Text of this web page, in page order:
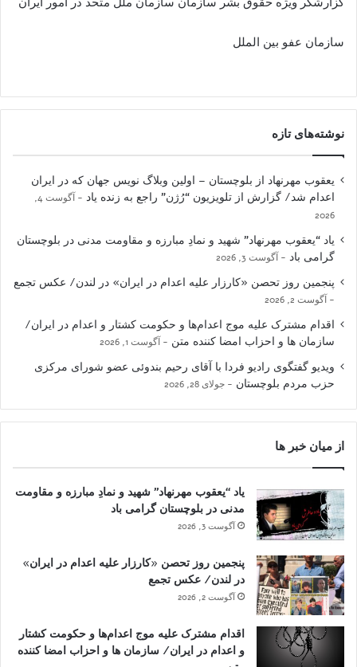
سازمان عفو بين الملل
نوشته‌های تازه
یعقوب مهرنهاد از بلوچستان – اولین وبلاگ نویس جهان که در ایران
اعدام شد/ گزارش از تلویزیون “رُژن” راجع به زنده یاد
آگوست 4,
2026
یاد “یعقوب مهرنهاد” شهید و نمادِ مبارزه و مقاومت مدنی در بلوچستان
گرامی باد
آگوست 3, 2026
پنجمین روز تحصن «کارزار علیه اعدام در ایران» در لندن/ عکس تجمع
آگوست 2, 2026
اقدام مشترک علیه موج اعدام‌ها و حکومت کشتار و اعدام در ایران/
سازمان ها و احزاب امضا کننده متن
آگوست 1, 2026
ویدیو گفتگوی رادیو فردا با آقای رحیم بندوئی عضو شورای مرکزی
حزب مردم بلوچستان
جولای 28, 2026
از میان خبر ها
یاد “یعقوب مهرنهاد” شهید و نمادِ مبارزه و مقاومت
مدنی در بلوچستان گرامی باد
آگوست 3, 2026
پنجمین روز تحصن «کارزار علیه اعدام در ایران»
در لندن/ عکس تجمع
آگوست 2, 2026
اقدام مشترک علیه موج اعدام‌ها و حکومت کشتار
و اعدام در ایران/ سازمان ها و احزاب امضا کننده